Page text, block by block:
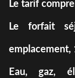
Le tarif
Le forfait
emplacement,
Eau, gaz,